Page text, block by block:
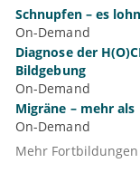
Schnupfen – es
On-Demand
Diagnose der
Bildgebung
On-Demand
Migräne – mehr
On-Demand
Mehr Fortbildungen